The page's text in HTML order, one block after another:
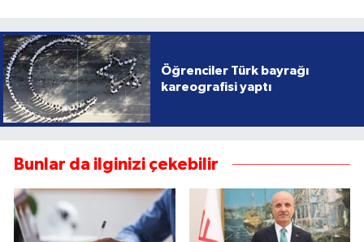
Öğrenciler Türk bayrağı
kareografisi yaptı
Bunlar da ilginizi çekebilir